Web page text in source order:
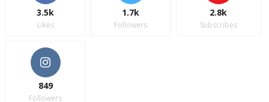
3.5k
Likes
1.7k
Followers
2.8k
Subscribes
849
Followers